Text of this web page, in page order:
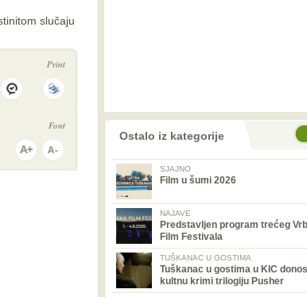
slučaju
Print
Fontprethodno Ostalo iz kategorije
SJAJNO
Film u šumi 2026
NAJAVE
Predstavljen program trećeg
Film Festivala
TUŠKANAC U GOSTIMA
Tuškanac u gostima u KIC
kultnu krimi trilogiju Pusher